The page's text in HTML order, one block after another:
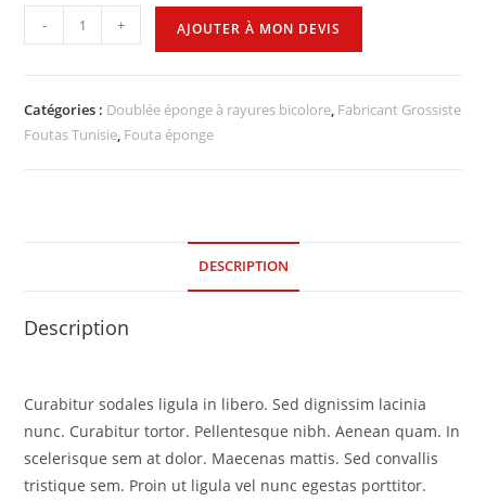
- + AJOUTER À MON DEVIS
Catégories : Doublée éponge à rayures bicolore, Fabricant Grossiste
Foutas Tunisie, Fouta éponge
DESCRIPTION
Description
Curabitur sodales ligula in libero. Sed dignissim lacinia
nunc. Curabitur tortor. Pellentesque nibh. Aenean quam. In
scelerisque sem at dolor. Maecenas mattis. Sed convallis
tristique sem. Proin ut ligula vel nunc egestas porttitor.